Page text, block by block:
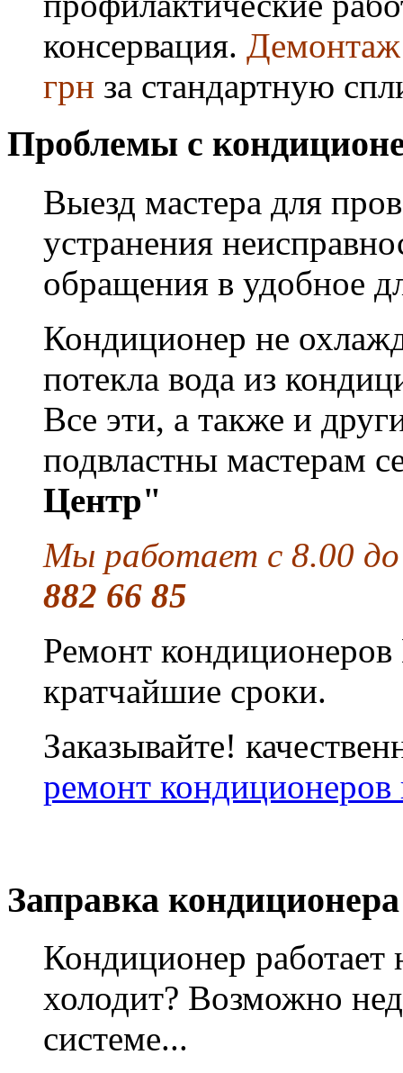
консервация.
грн за стандартную
Проблемы с
Выезд мастера для
устранения
обращения в удобное
Кондиционер не
потекла вода из
Все эти, а также и
подвластны мастерам
Центр"
Мы работает с 8.00
882 66 85
Ремонт
кратчайшие сроки.
Заказывайте!
ремонт кондиционеров
Заправка кондиционера
Кондиционер работает
холодит? Возможно
системе...